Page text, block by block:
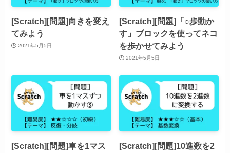
[Scratch][問題]向きを変え
てみよう
2021年5月5日
[Scratch][問題]「○歩動か
す」ブロックを使ってネコ
を歩かせてみよう
2021年5月5日
[Scratch][問題]車を1マス
[Scratch][問題]10進数を2